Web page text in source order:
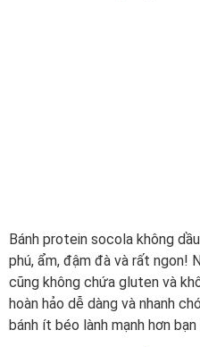
Bánh protein socola không
phú, ẩm, đậm đà và rất ngon!
cũng không chứa gluten và
hoàn hảo dễ dàng và nhanh
bánh ít béo lành mạnh hơn bạn